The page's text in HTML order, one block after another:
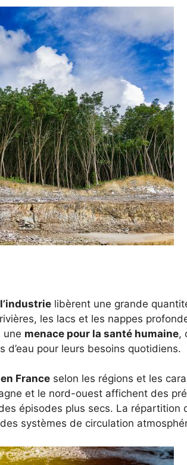
libèrent une grande
les lacs et les nappes
une menace pour la santé humaine,
pour leurs besoins quotidiens.
France selon les régions et les
et le nord-ouest affichent des
épisodes plus secs. La répartition
systèmes de circulation